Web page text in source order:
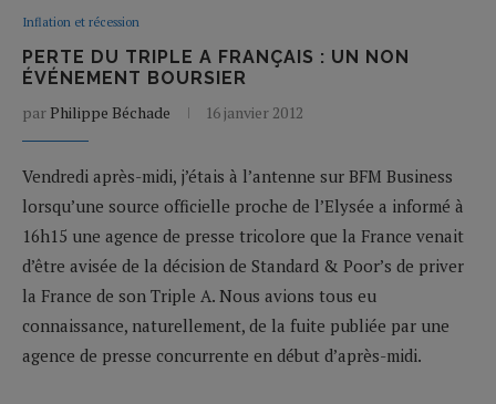
Inflation et récession
PERTE DU TRIPLE A FRANÇAIS : UN NON
ÉVÉNEMENT BOURSIER
par Philippe Béchade 16 janvier 2012
Vendredi après-midi, j’étais à l’antenne sur BFM Business
lorsqu’une source officielle proche de l’Elysée a informé à
16h15 une agence de presse tricolore que la France venait
d’être avisée de la décision de Standard & Poor’s de priver
la France de son Triple A. Nous avions tous eu
connaissance, naturellement, de la fuite publiée par une
agence de presse concurrente en début d’après-midi.